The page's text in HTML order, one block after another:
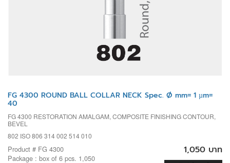
FG 4300 ROUND BALL COLLAR NECK Spec. Ø mm= 1 µm=
40
FG 4300 RESTORATION AMALGAM, COMPOSITE FINISHING CONTOUR,
BEVEL
802 ISO 806 314 002 514 010
Product # FG 4300
Package : box of 6 pcs. 1,050
1,050 บาท